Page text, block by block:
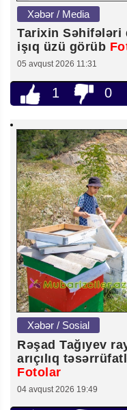
Xəbər / Media
Tarixin Səhifələri
işıq üzü görüb
05 avqust 2026 11:31
1 0
Xəbər / Sosial
Rəşad Tağıyev
arıçılıq
Fotolar
04 avqust 2026 19:49